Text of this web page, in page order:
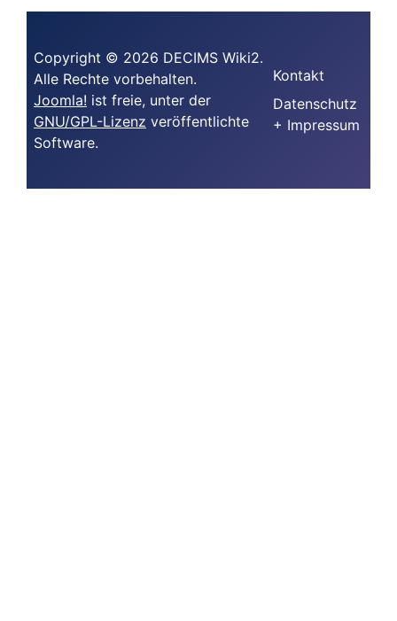
Copyright © 2026 DECIMS Wiki2.
Alle Rechte vorbehalten.
Joomla! ist freie, unter der
GNU/GPL-Lizenz veröffentlichte
Software.
Kontakt
Datenschutz
+ Impressum